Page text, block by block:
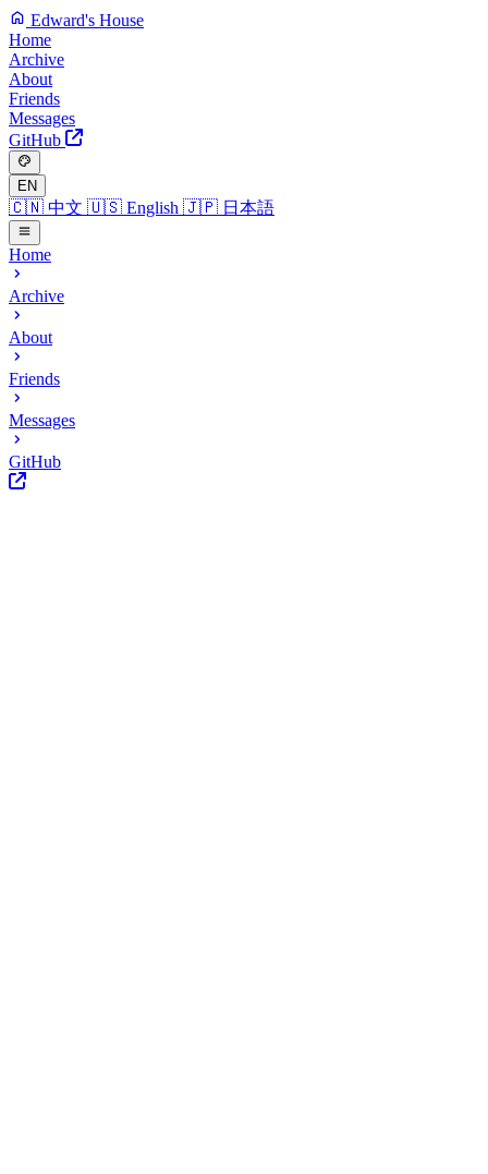
Edward's House
Home
Archive
About
Friends
Messages
GitHub
EN
🇨🇳 中文 🇺🇸 English 🇯🇵 日本語
Home
Archive
About
Friends
Messages
GitHub